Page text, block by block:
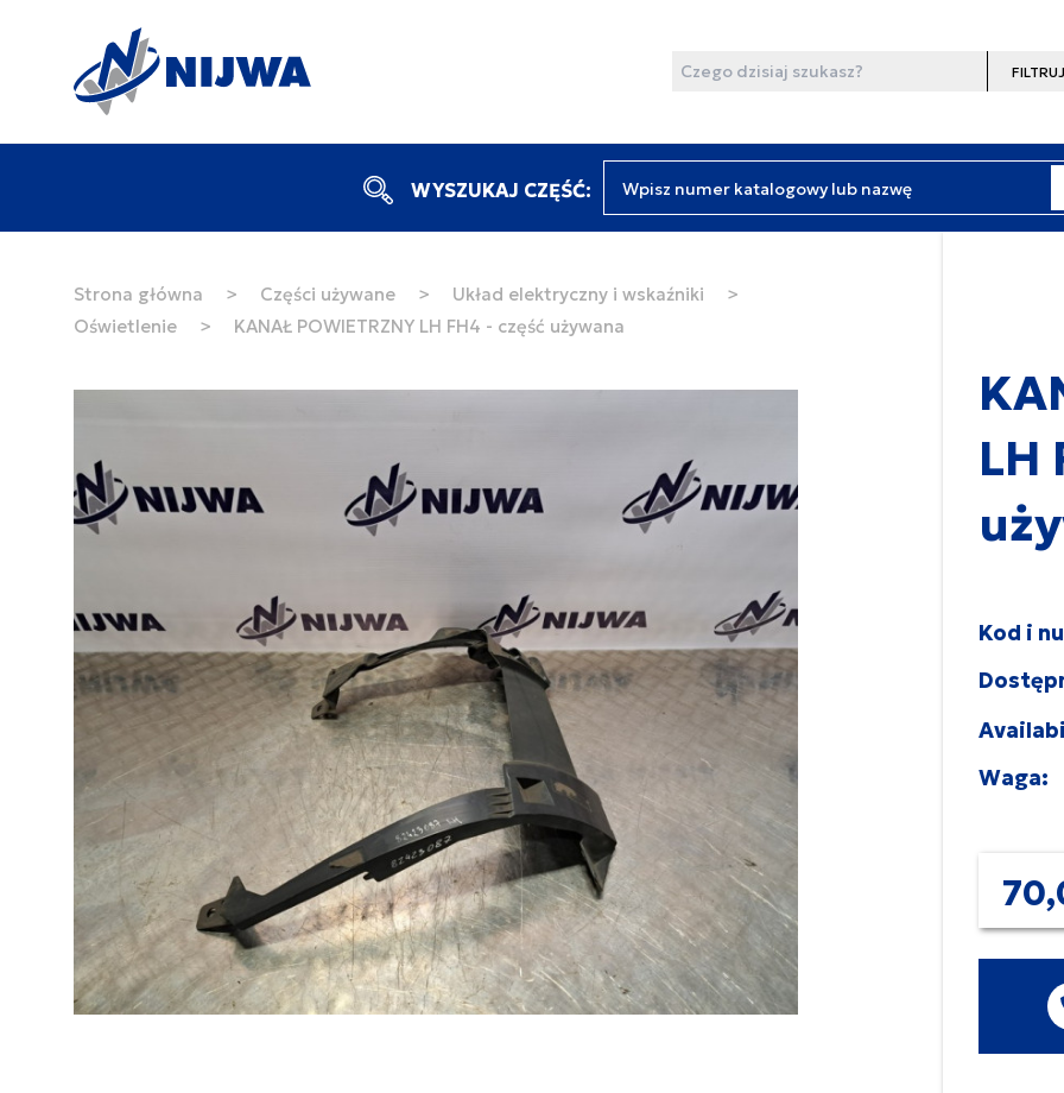
Wyszukaj
Filtruj
WYSZUKAJ CZĘŚĆ:
Strona główna > Części używane > Układ elektryczny i wskaźniki
>
Oświetlenie
> KANAŁ POWIETRZNY LH FH4 - część używana
LH
Kod i
Waga: